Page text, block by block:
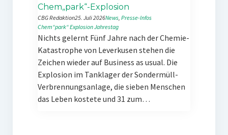
Chem„park“-Explosion
CBG Redaktion25. Juli 2026News, Presse-Infos
Chem“park“ExplosionJahrestag
Nichts gelernt Fünf Jahre nach der Chemie-
Katastrophe von Leverkusen stehen die
Zeichen wieder auf Business as usual. Die
Explosion im Tanklager der Sondermüll-
Verbrennungsanlage, die sieben Menschen
das Leben kostete und 31 zum…